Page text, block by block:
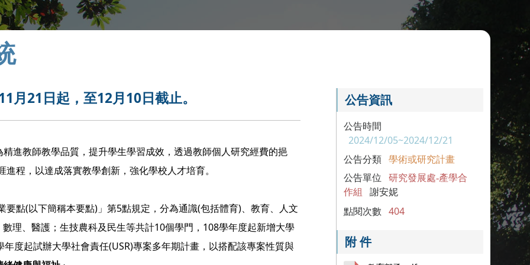
月21日起，至12月10日截止。
進教師教學品質，提升學生學習成效，透過教師個人研究經費的挹
程，以達成落實教學創新，強化學校人才培育。
點(以下簡稱本要點)」第5點規定，分為通識(包括體育)、教育、人文
理、醫護；生技農科及民生等共計10個學門，108學年度起新增大學
度起試辦大學社會責任(USR)專案多年期計畫，以搭配該專案性質與
公告資訊
公告時間
2024/12/05~2024/12/21
公告分類 學術或研究計畫
公告單位
研究發展處-產學合
作組
謝安妮
點閱次數 404
附 件